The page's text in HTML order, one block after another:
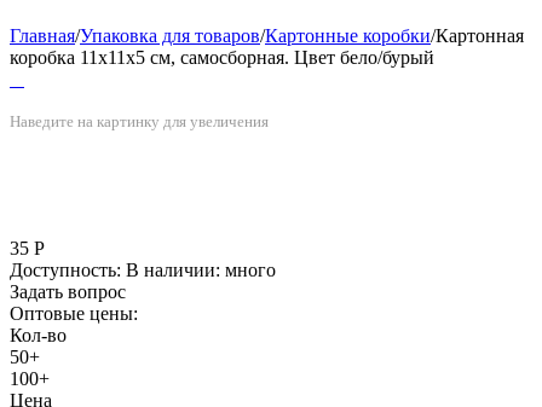
Главная/Упаковка для товаров/Картонные коробки/Картонная
коробка 11х11х5 см, самосборная. Цвет бело/бурый
Наведите на картинку для увеличения
35 Р
Доступность: В наличии: много
Задать вопрос
Оптовые цены:
Кол-во
50+
100+
Цена